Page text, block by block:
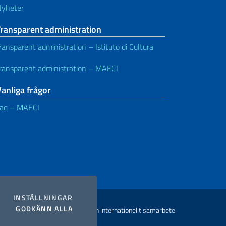
INSTÄLLNINGAR
GODKÄNN ALLAI COOKIES
administration
administration – Istituto di Cultura
administration – MAECI
frågor
– MAECI
Utrikesdepartementet och internationellt samarbete